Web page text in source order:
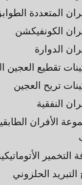
المتعددة
الكونفيكشن
الدوارة
تقطيع العجين
تريح العجين
النفقية
الأفران
التخمير
التبريد الحلزوني